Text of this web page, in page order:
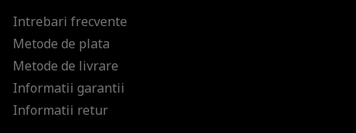
Intrebari frecvente
Metode de plata
Metode de livrare
Informatii garantii
Informatii retur